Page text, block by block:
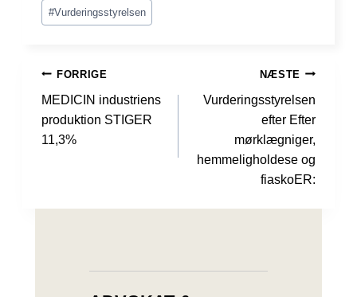
#Vurderingsstyrelsen
INDLÆGSNAVIGATION
FORRIGE
MEDICIN industriens
produktion STIGER
11,3%
NÆSTE
Vurderingsstyrelsen
efter Efter
mørklægniger,
hemmeligholdese og
fiaskoER: